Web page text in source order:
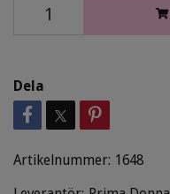
Dela
Artikelnummer: 1648